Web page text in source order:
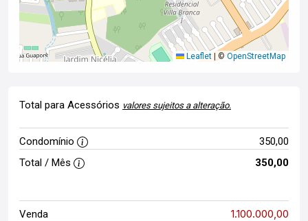
Leaflet ©OpenStreetMap
Total para Acessórios valores sujeitos a alteração.
Condomínio
350,00
Total / Mês
350,00
Venda 1.100.000,00